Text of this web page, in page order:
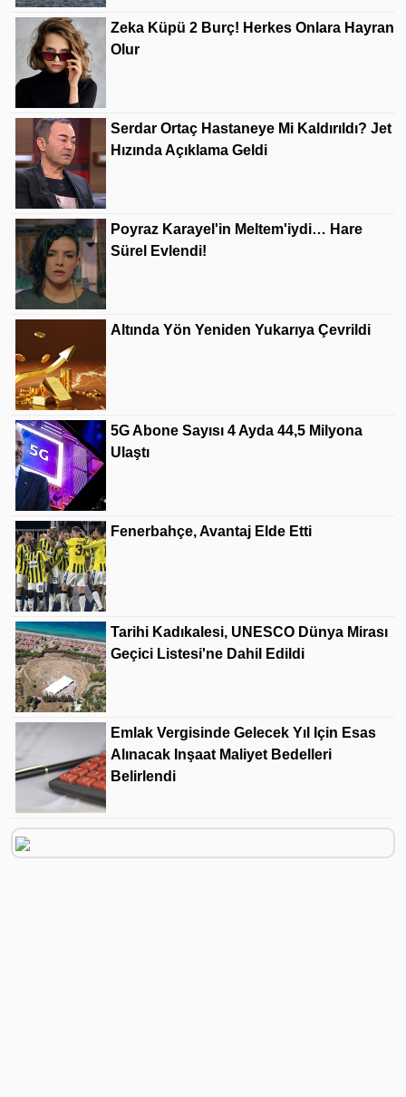
Zeka Küpü 2 Burç! Herkes Onlara Hayran
Olur
Serdar Ortaç Hastaneye Mi Kaldırıldı? Jet
Hızında Açıklama Geldi
Poyraz Karayel'in Meltem'iydi… Hare
Sürel Evlendi!
Altında Yön Yeniden Yukarıya Çevrildi
5G Abone Sayısı 4 Ayda 44,5 Milyona
Ulaştı
Fenerbahçe, Avantaj Elde Etti
Tarihi Kadıkalesi, UNESCO Dünya Mirası
Geçici Listesi'ne Dahil Edildi
Emlak Vergisinde Gelecek Yıl Için Esas
Alınacak Inşaat Maliyet Bedelleri
Belirlendi